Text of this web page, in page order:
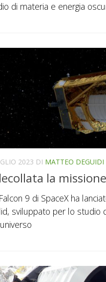
di materia e energia
2023 DI MATTEO DEGUIDI
la
9 di SpaceX ha
sviluppato per lo studio